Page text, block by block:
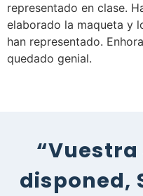
representado en clase.
elaborado la maqueta y
han representado.
quedado genial.
“Vuestra
disponed,